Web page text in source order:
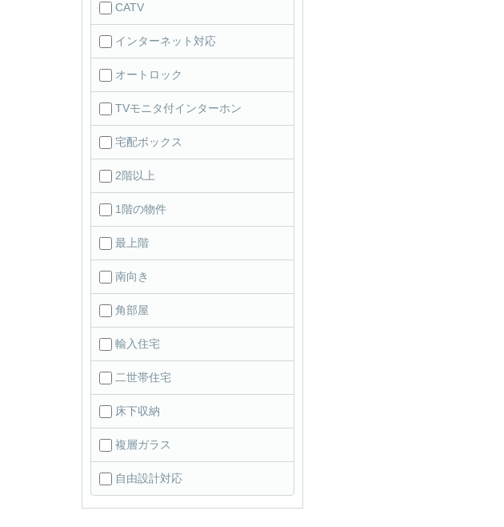
CATV
インターネット対応
オートロック
TVモニタ付インターホン
宅配ボックス
2階以上
1階の物件
最上階
南向き
角部屋
輸入住宅
二世帯住宅
床下収納
複層ガラス
自由設計対応